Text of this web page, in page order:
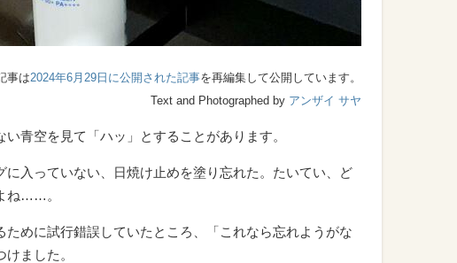
事は2024年6月29日に公開された記事を再編集して公開しています。
Text and Photographed by アンザイ サヤ
青空を見て「ハッ」とすることがあります。
に入っていない、日焼け止めを塗り忘れた。たいてい、ど
ね……。
めに試行錯誤していたところ、「これなら忘れようがな
ました。